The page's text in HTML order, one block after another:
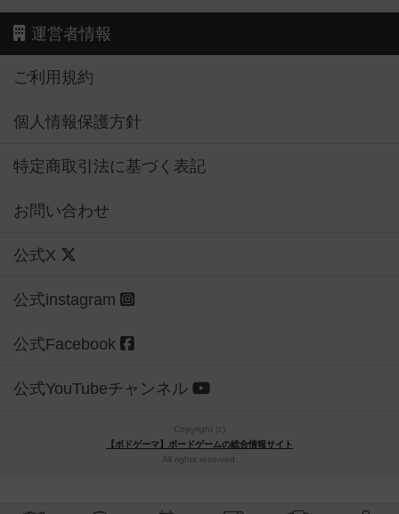
運営者情報
ご利用規約
個人情報保護方針
特定商取引法に基づく表記
お問い合わせ
公式X
公式instagram
公式Facebook
公式YouTubeチャンネル
Copyright (c)
【ボドゲーマ】ボードゲームの総合情報サイト
All rights reserved.